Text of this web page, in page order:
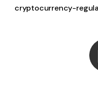
cryptocurrency-